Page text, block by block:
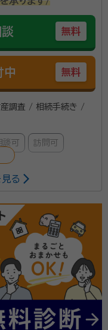
無料
中 無料
調査 / 相続手続き /
談可 訪問可
を卒業、地元の会社に就職
。弘前市を中心に
しております。ご
出向きます。電話・
ていきます。安心し
る